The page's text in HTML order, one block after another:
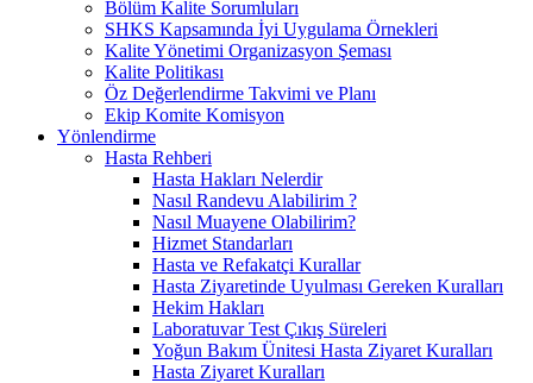
Bölüm Kalite Sorumluları
SHKS Kapsamında İyi Uygulama Örnekleri
Kalite Yönetimi Organizasyon Şeması
Kalite Politikası
Öz Değerlendirme Takvimi ve Planı
Ekip Komite Komisyon
Yönlendirme
Hasta Rehberi
Hasta Hakları Nelerdir
Nasıl Randevu Alabilirim ?
Nasıl Muayene Olabilirim?
Hizmet Standarları
Hasta ve Refakatçi Kurallar
Hasta Ziyaretinde Uyulması Gereken Kuralları
Hekim Hakları
Laboratuvar Test Çıkış Süreleri
Yoğun Bakım Ünitesi Hasta Ziyaret Kuralları
Hasta Ziyaret Kuralları